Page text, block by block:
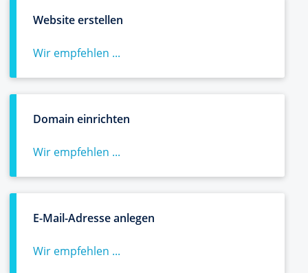
Website erstellen
Wir empfehlen ...
Domain einrichten
Wir empfehlen ...
E-Mail-Adresse anlegen
Wir empfehlen ...